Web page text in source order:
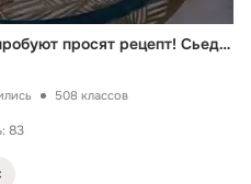
Мама научила! Теперь кто пробуют просят рецепт! Сьедаются в один миг!
508 классов
83